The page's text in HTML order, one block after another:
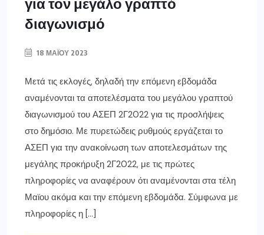
διαγωνισμό
18 ΜΑΪ́ΟΥ 2023
Μετά τις εκλογές, δηλαδή την επόμενη εβδομάδα
αναμένονται τα αποτελέσματα του μεγάλου γραπτού
διαγωνισμού του ΑΣΕΠ 2Γ2022 για τις προσλήψεις
στο δημόσιο. Με πυρετώδεις ρυθμούς εργάζεται το
ΑΣΕΠ για την ανακοίνωση των αποτελεσμάτων της
μεγάλης προκήρυξη 2Γ2022, με τις πρώτες
πληροφορίες να αναφέρουν ότι αναμένονται στα τέλη
Μαϊου ακόμα και την επόμενη εβδομάδα. Σύμφωνα με
πληροφορίες η […]